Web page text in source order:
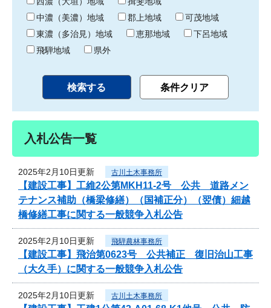
中濃（美濃）地域
郡上地域
可茂地域
東濃（多治見）地域
恵那地域
下呂地域
飛騨地域
県外
入札公告一覧
2025年2月10日更新 古川土木事務所
【建設工事】工維2公第MKH11-2号 公共 道路メン
テナンス補助（橋梁修繕）（国補正分）（翌債）細越
橋修繕工事に関する一般競争入札公告
2025年2月10日更新 飛騨農林事務所
【建設工事】飛治第0623号 公共補正 復旧治山工事
（大久手）に関する一般競争入札公告
2025年2月10日更新 古川土木事務所